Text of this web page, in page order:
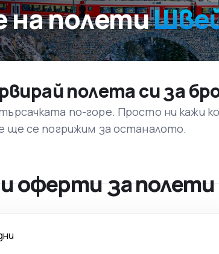
на полети
полета си за
по-горе. Просто ни кажи
ще се погрижим за останалото.
оферти за